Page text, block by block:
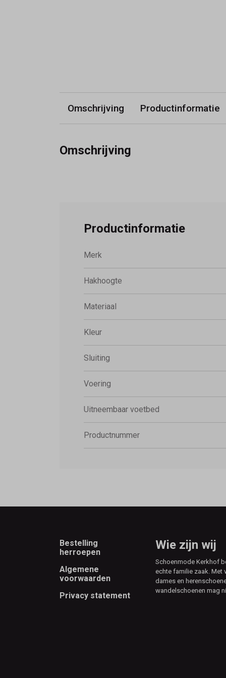
Omschrijving Productinformatie
Omschrijving
Productinformatie
Merk
Hakhoogte
Materiaal
Kleur
Sluiting
Voering
Uitneembaar voetbed
Productnummer
Footer
Bestelling
herroepen
Algemene
voorwaarden
Privacy statement
Wie zijn wij
Schoenmode Kerkhof
echte familie zaak. Met
dames en
wandelschoenen mag